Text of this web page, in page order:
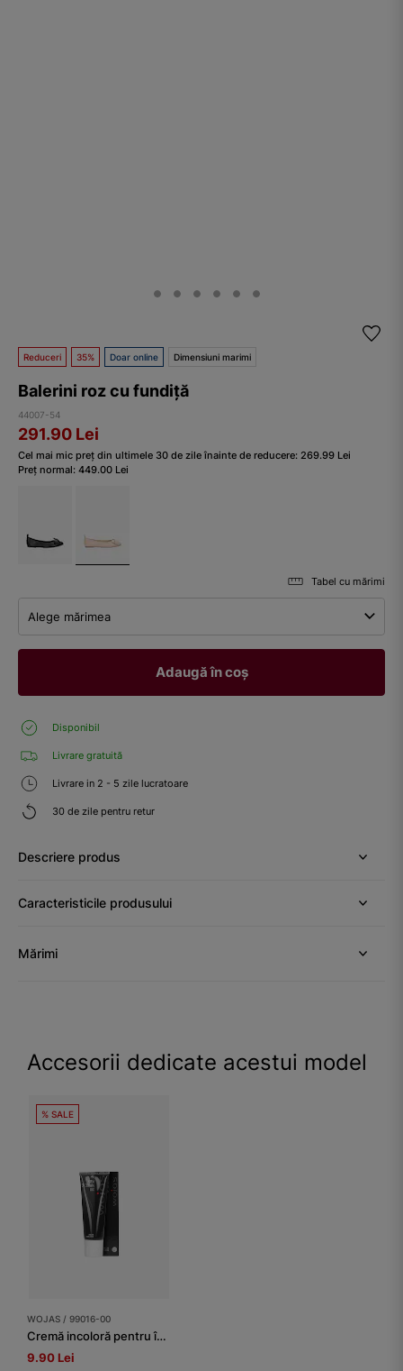
Reduceri 35% Doar online Dimensiuni marimi
Balerini roz cu fundiță
44007-54
291.90 Lei
Cel mai mic preț din ultimele 30 de zile înainte de reducere: 269.99 Lei
Preț normal: 449.00 Lei
Tabel cu mărimi
Alege mărimea
Adaugă în coș
Disponibil
Livrare gratuită
Livrare in 2 - 5 zile lucratoare
30 de zile pentru retur
Descriere produs
Caracteristicile produsului
Mărimi
Accesorii dedicate acestui model
% SALE
WOJAS / 99016-00
Cremă incoloră pentru încălțăminte
9.90 Lei